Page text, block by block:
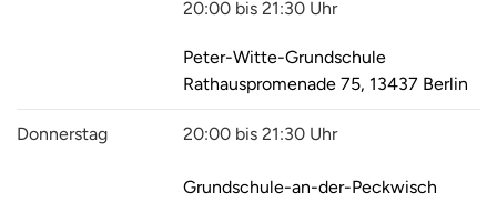
20:00 bis 21:30 Uhr
Peter-Witte-Grundschule
Rathauspromenade 75, 13437 Berlin
Donnerstag 20:00 bis 21:30 Uhr
Grundschule-an-der-Peckwisch